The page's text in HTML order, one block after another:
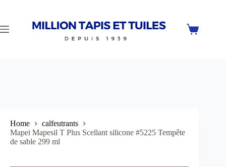
Shopping
Home
calfeutrants
Mapei Mapesil T Plus Scellant silicone #5225 Tempête
de sable 299 ml